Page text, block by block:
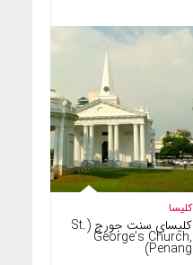
کلیسا
کلیسای سنت جورج (St.
George’s Church,
Penang)